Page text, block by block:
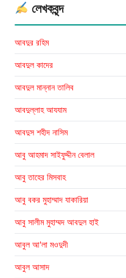
লেখকবৃন্দ
আবদুর রহিম
আবদুল কাদের
আবদুল মান্নান তালিব
আবদুল্লাহ আযযাম
আবদুস শহীদ নাসিম
আবু আহমাদ সাইফুদ্দীন বেলাল
আবু তাহের মিসবাহ
আবু বকর মুহাম্মাদ যাকারিয়া
আবু সালীম মুহাম্মদ আবদুল হাই
আবুল আ'লা মওদুদী
আবুল আসাদ